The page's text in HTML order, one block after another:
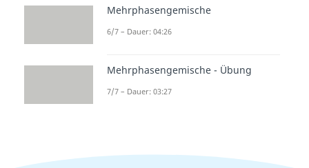
Mehrphasengemische
6/7 – Dauer: 04:26
Mehrphasengemische - Übung
7/7 – Dauer: 03:27